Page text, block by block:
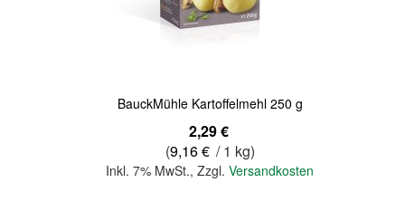
BauckMühle Kartoffelmehl 250 g
2,29 €
(9,16 € / 1 kg)
Inkl. 7% MwSt.,Zzgl.Versandkosten